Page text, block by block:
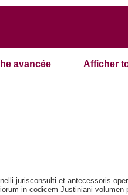
avancée Afficher
jurisconsulti et antecessoris
in codicem Justiniani volumen